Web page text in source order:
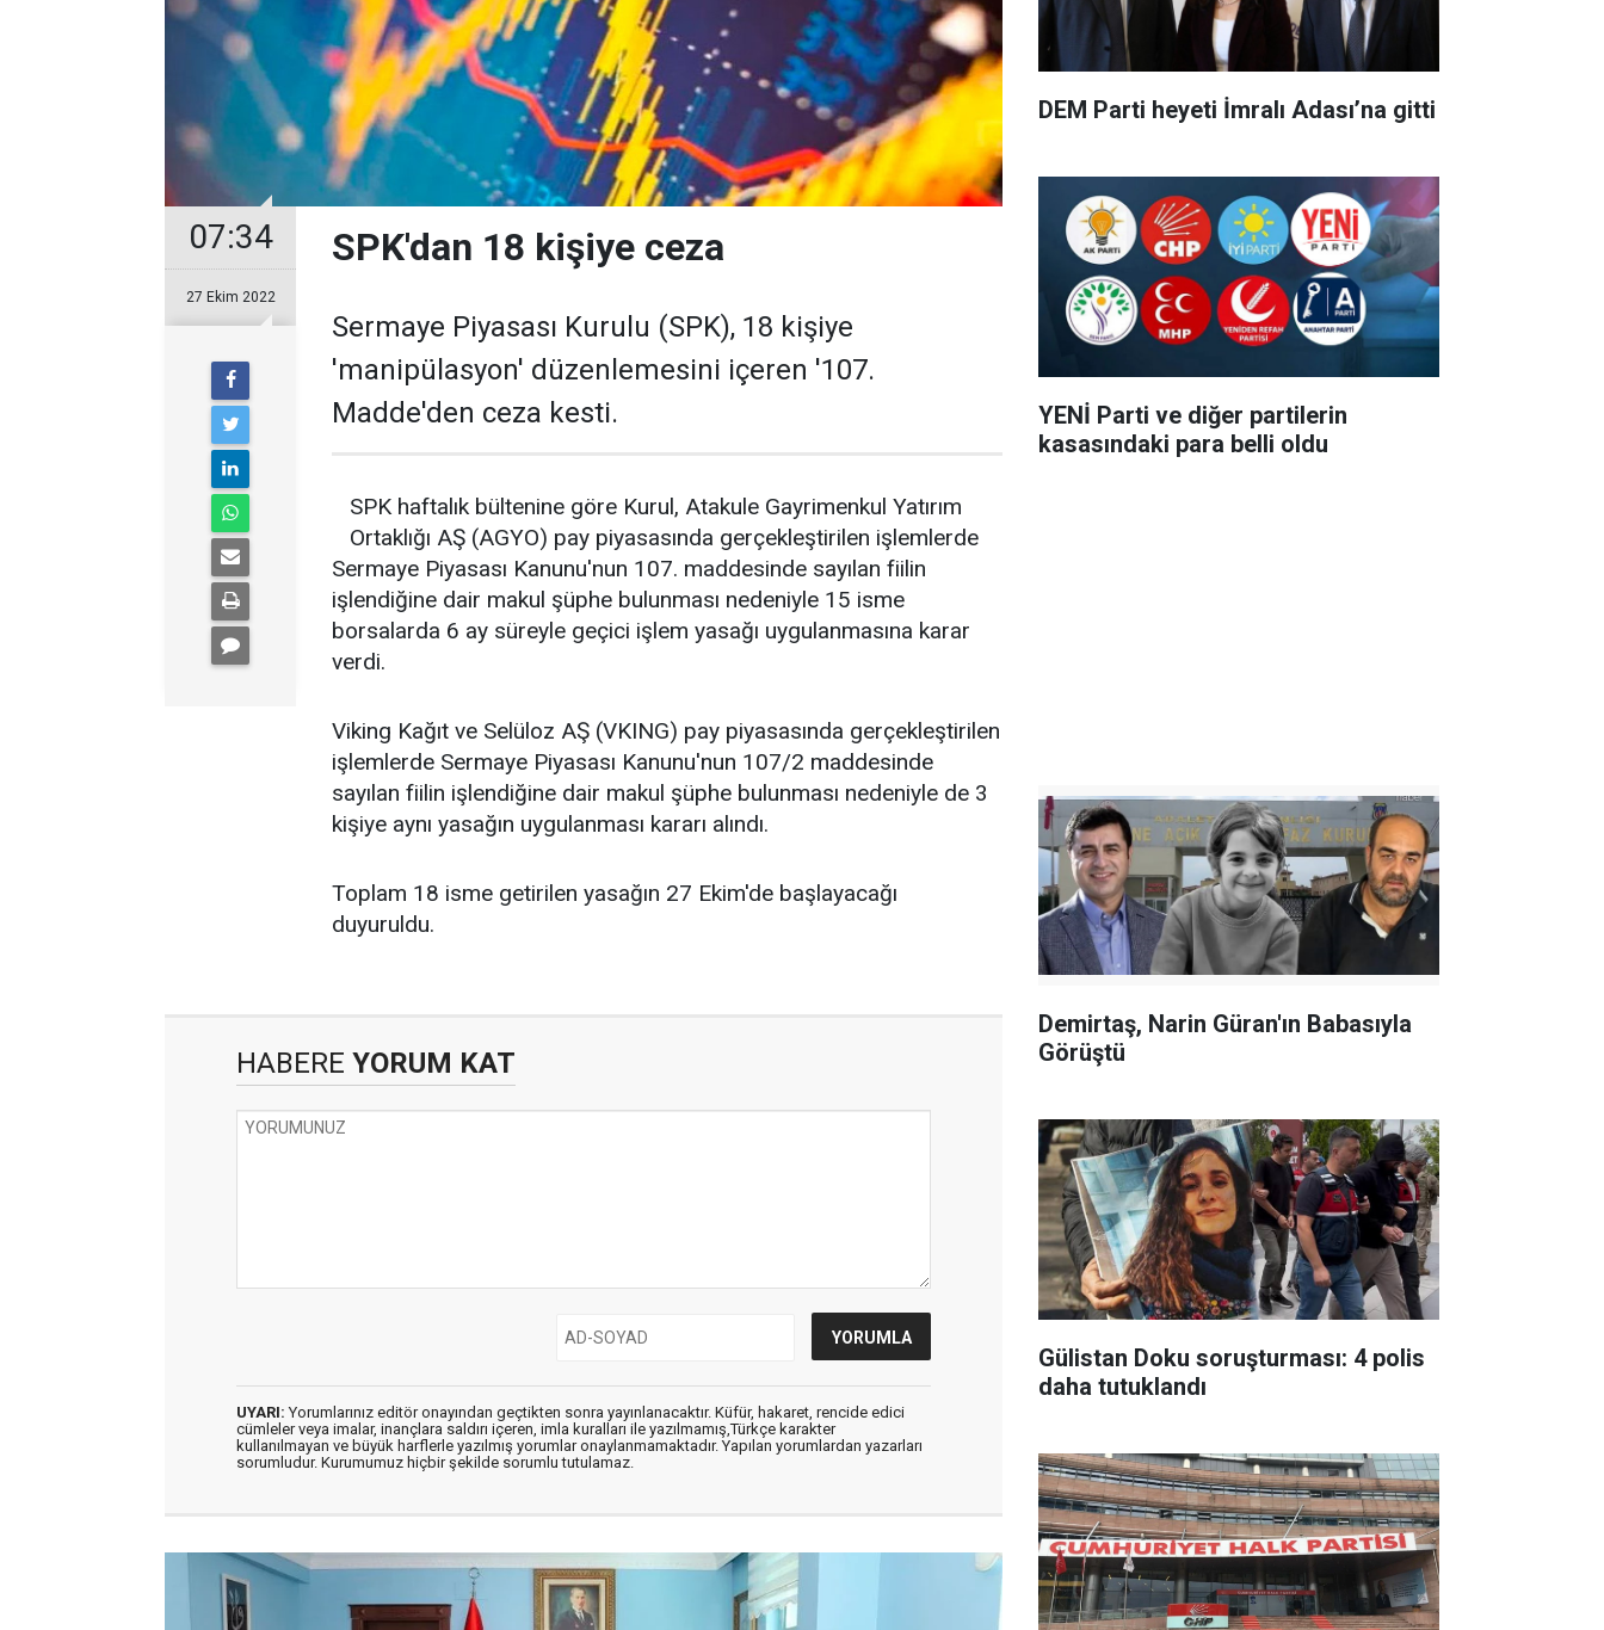
07:34
27 Ekim 2022
SPK'dan 18 kişiye ceza
Sermaye Piyasası Kurulu (SPK), 18 kişiye
'manipülasyon' düzenlemesini içeren '107.
Madde'den ceza kesti.
SPK haftalık bültenine göre Kurul, Atakule Gayrimenkul Yatırım
Ortaklığı AŞ (AGYO) pay piyasasında gerçekleştirilen işlemlerde
Sermaye Piyasası Kanunu'nun 107. maddesinde sayılan fiilin
işlendiğine dair makul şüphe bulunması nedeniyle 15 isme
borsalarda 6 ay süreyle geçici işlem yasağı uygulanmasına karar
verdi.
Viking Kağıt ve Selüloz AŞ (VKING) pay piyasasında gerçekleştirilen
işlemlerde Sermaye Piyasası Kanunu'nun 107/2 maddesinde
sayılan fiilin işlendiğine dair makul şüphe bulunması nedeniyle de 3
kişiye aynı yasağın uygulanması kararı alındı.
Toplam 18 isme getirilen yasağın 27 Ekim'de başlayacağı
duyuruldu.
HABERE YORUM KAT
UYARI: Yorumlarınız editör onayından geçtikten sonra yayınlanacaktır. Küfür, hakaret, rencide edici
cümleler veya imalar, inançlara saldırı içeren, imla kuralları ile yazılmamış,Türkçe karakter
kullanılmayan ve büyük harflerle yazılmış yorumlar onaylanmamaktadır. Yapılan yorumlardan yazarları
sorumludur. Kurumumuz hiçbir şekilde sorumlu tutulamaz.
DEM Parti heyeti İmralı Adası’na gitti
YENİ Parti ve diğer partilerin
kasasındaki para belli oldu
Demirtaş, Narin Güran'ın Babasıyla
Görüştü
Gülistan Doku soruşturması: 4 polis
daha tutuklandı